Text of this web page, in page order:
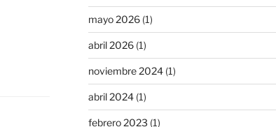
mayo 2026(1)
abril 2026(1)
noviembre 2024(1)
abril 2024(1)
febrero 2023 (1)